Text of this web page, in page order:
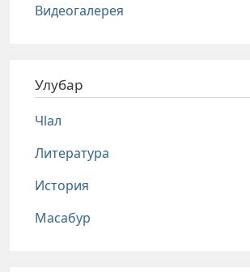
Видеогалерея
Улубар
Чlал
Литература
История
Масабур